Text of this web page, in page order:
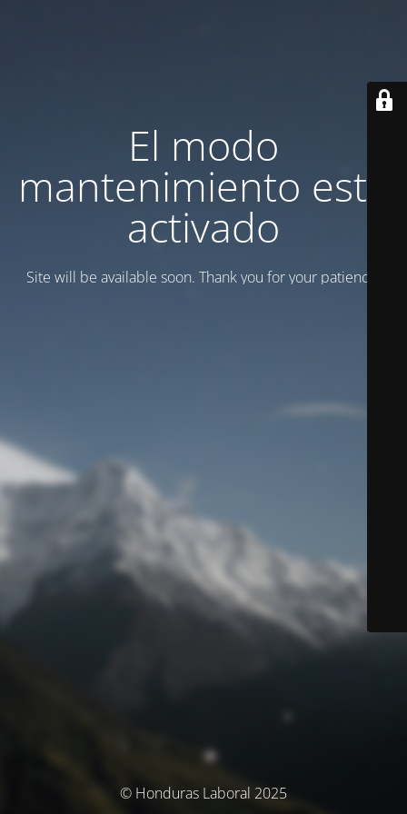
El modo
mantenimiento está
activado
Site will be available soon. Thank you for your patience!
© Honduras Laboral 2025